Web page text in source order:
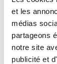
et les
médias
partageons
notre site
publicité et